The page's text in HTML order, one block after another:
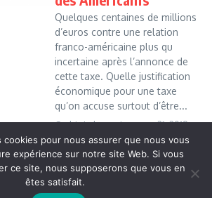
Quelques centaines de millions
d’euros contre une relation
franco-américaine plus qu
incertaine après l’annonce de
cette taxe. Quelle justification
économique pour une taxe
qu’on accuse surtout d’être...
Cedric Leboussi mars 21, 2019
Read More
Vudailleurs.com | Réalisé par
cookies pour nous assurer que nous vous
expérience sur notre site Web. Si vous
ce site, nous supposerons que vous en
êtes satisfait.